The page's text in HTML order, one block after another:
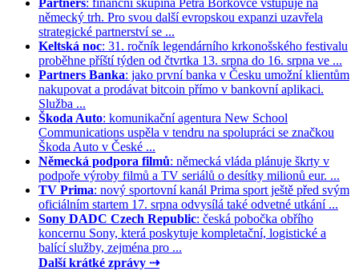
Partners: finanční skupina Petra Borkovce vstupuje na
německý trh. Pro svou další evropskou expanzi uzavřela
strategické partnerství se ...
Keltská noc: 31. ročník legendárního krkonošského festivalu
proběhne příští týden od čtvrtka 13. srpna do 16. srpna ve ...
Partners Banka: jako první banka v Česku umožní klientům
nakupovat a prodávat bitcoin přímo v bankovní aplikaci.
Služba ...
Škoda Auto: komunikační agentura New School
Communications uspěla v tendru na spolupráci se značkou
Škoda Auto v České ...
Německá podpora filmů: německá vláda plánuje škrty v
podpoře výroby filmů a TV seriálů o desítky milionů eur. ...
TV Prima: nový sportovní kanál Prima sport ještě před svým
oficiálním startem 17. srpna odvysílá také odvetné utkání ...
Sony DADC Czech Republic: česká pobočka obřího
koncernu Sony, která poskytuje kompletační, logistické a
balící služby, zejména pro ...
Další krátké zprávy ⇢